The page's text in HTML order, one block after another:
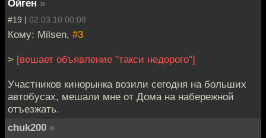
Ойген »
#19 | 02.03.10 00:08
Кому: Milsen, #3
> [вешает объявление "такси недорого"]
Участников кинорынка возили сегодня на больших
автобусах, мешали мне от Дома на набережной
отъезжать.
chuk200 »